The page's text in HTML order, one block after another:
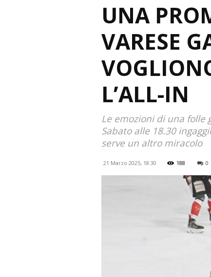
UNA
VARESE
L’ALL-IN
Le emozioni di una folle
Sabato alle 18.30
serve un altro miracolo
21 Marzo 2025, 18:30 188 0